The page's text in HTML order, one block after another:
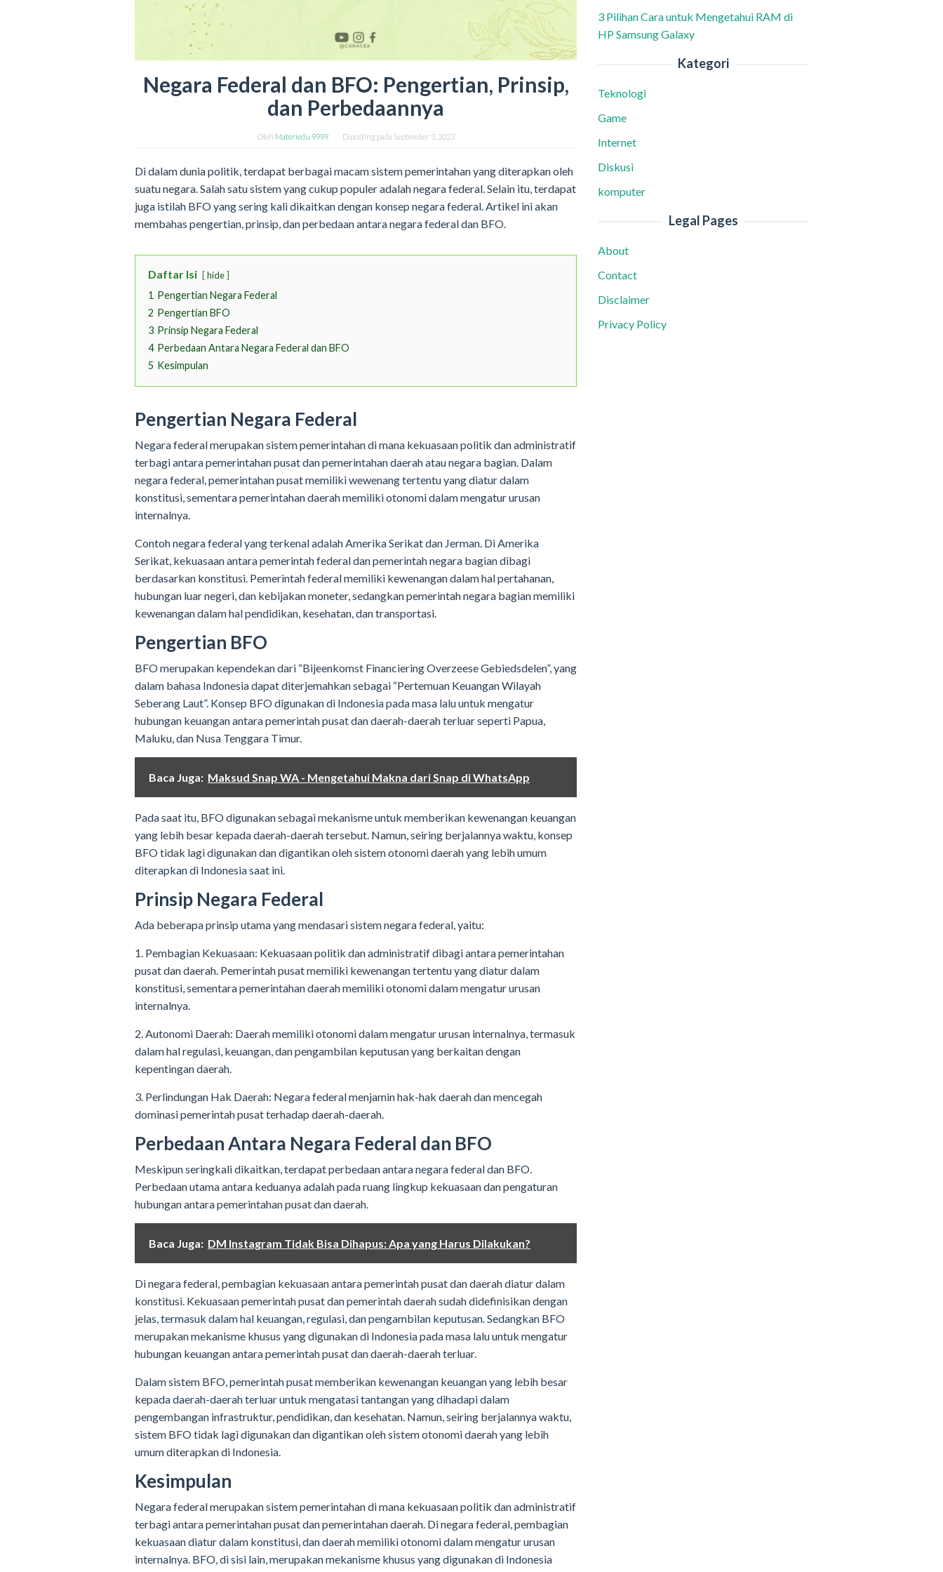
Negara Federal dan BFO: Pengertian, Prinsip,
dan Perbedaannya
Oleh Materiedu 9999 Diposting pada September 3, 2023
Di dalam dunia politik, terdapat berbagai macam sistem pemerintahan yang diterapkan oleh
suatu negara. Salah satu sistem yang cukup populer adalah negara federal. Selain itu, terdapat
juga istilah BFO yang sering kali dikaitkan dengan konsep negara federal. Artikel ini akan
membahas pengertian, prinsip, dan perbedaan antara negara federal dan BFO.
Daftar Isi hide
1 Pengertian Negara Federal
2 Pengertian BFO
3 Prinsip Negara Federal
4 Perbedaan Antara Negara Federal dan BFO
5 Kesimpulan
Pengertian Negara Federal
Negara federal merupakan sistem pemerintahan di mana kekuasaan politik dan administratif
terbagi antara pemerintahan pusat dan pemerintahan daerah atau negara bagian. Dalam
negara federal, pemerintahan pusat memiliki wewenang tertentu yang diatur dalam
konstitusi, sementara pemerintahan daerah memiliki otonomi dalam mengatur urusan
internalnya.
Contoh negara federal yang terkenal adalah Amerika Serikat dan Jerman. Di Amerika
Serikat, kekuasaan antara pemerintah federal dan pemerintah negara bagian dibagi
berdasarkan konstitusi. Pemerintah federal memiliki kewenangan dalam hal pertahanan,
hubungan luar negeri, dan kebijakan moneter, sedangkan pemerintah negara bagian memiliki
kewenangan dalam hal pendidikan, kesehatan, dan transportasi.
Pengertian BFO
BFO merupakan kependekan dari “Bijeenkomst Financiering Overzeese Gebiedsdelen”, yang
dalam bahasa Indonesia dapat diterjemahkan sebagai “Pertemuan Keuangan Wilayah
Seberang Laut”. Konsep BFO digunakan di Indonesia pada masa lalu untuk mengatur
hubungan keuangan antara pemerintah pusat dan daerah-daerah terluar seperti Papua,
Maluku, dan Nusa Tenggara Timur.
Baca Juga: Maksud Snap WA - Mengetahui Makna dari Snap di WhatsApp
Pada saat itu, BFO digunakan sebagai mekanisme untuk memberikan kewenangan keuangan
yang lebih besar kepada daerah-daerah tersebut. Namun, seiring berjalannya waktu, konsep
BFO tidak lagi digunakan dan digantikan oleh sistem otonomi daerah yang lebih umum
diterapkan di Indonesia saat ini.
Prinsip Negara Federal
Ada beberapa prinsip utama yang mendasari sistem negara federal, yaitu:
1. Pembagian Kekuasaan: Kekuasaan politik dan administratif dibagi antara pemerintahan
pusat dan daerah. Pemerintah pusat memiliki kewenangan tertentu yang diatur dalam
konstitusi, sementara pemerintahan daerah memiliki otonomi dalam mengatur urusan
internalnya.
2. Autonomi Daerah: Daerah memiliki otonomi dalam mengatur urusan internalnya, termasuk
dalam hal regulasi, keuangan, dan pengambilan keputusan yang berkaitan dengan
kepentingan daerah.
3. Perlindungan Hak Daerah: Negara federal menjamin hak-hak daerah dan mencegah
dominasi pemerintah pusat terhadap daerah-daerah.
Perbedaan Antara Negara Federal dan BFO
Meskipun seringkali dikaitkan, terdapat perbedaan antara negara federal dan BFO.
Perbedaan utama antara keduanya adalah pada ruang lingkup kekuasaan dan pengaturan
hubungan antara pemerintahan pusat dan daerah.
Baca Juga: DM Instagram Tidak Bisa Dihapus: Apa yang Harus Dilakukan?
Di negara federal, pembagian kekuasaan antara pemerintah pusat dan daerah diatur dalam
konstitusi. Kekuasaan pemerintah pusat dan pemerintah daerah sudah didefinisikan dengan
jelas, termasuk dalam hal keuangan, regulasi, dan pengambilan keputusan. Sedangkan BFO
merupakan mekanisme khusus yang digunakan di Indonesia pada masa lalu untuk mengatur
hubungan keuangan antara pemerintah pusat dan daerah-daerah terluar.
Dalam sistem BFO, pemerintah pusat memberikan kewenangan keuangan yang lebih besar
kepada daerah-daerah terluar untuk mengatasi tantangan yang dihadapi dalam
pengembangan infrastruktur, pendidikan, dan kesehatan. Namun, seiring berjalannya waktu,
sistem BFO tidak lagi digunakan dan digantikan oleh sistem otonomi daerah yang lebih
umum diterapkan di Indonesia.
Kesimpulan
Negara federal merupakan sistem pemerintahan di mana kekuasaan politik dan administratif
terbagi antara pemerintahan pusat dan pemerintahan daerah. Di negara federal, pembagian
kekuasaan diatur dalam konstitusi, dan daerah memiliki otonomi dalam mengatur urusan
internalnya. BFO, di sisi lain, merupakan mekanisme khusus yang digunakan di Indonesia
3 Pilihan Cara untuk Mengetahui RAM di
HP Samsung Galaxy
Kategori
Teknologi
Game
Internet
Diskusi
komputer
Legal Pages
About
Contact
Disclaimer
Privacy Policy